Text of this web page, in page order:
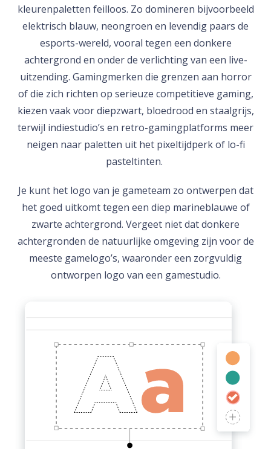
kleurenpaletten feilloos. Zo domineren bijvoorbeeld
elektrisch blauw, neongroen en levendig paars de
esports-wereld, vooral tegen een donkere
achtergrond en onder de verlichting van een live-
uitzending. Gamingmerken die grenzen aan horror
of die zich richten op serieuze competitieve gaming,
kiezen vaak voor diepzwart, bloedrood en staalgrijs,
terwijl indiestudio’s en retro-gamingplatforms meer
neigen naar paletten uit het pixeltijdperk of lo-fi
pasteltinten.
Je kunt het logo van je gameteam zo ontwerpen dat
het goed uitkomt tegen een diep marineblauwe of
zwarte achtergrond. Vergeet niet dat donkere
achtergronden de natuurlijke omgeving zijn voor de
meeste gamelogo’s, waaronder een zorgvuldig
ontworpen logo van een gamestudio.